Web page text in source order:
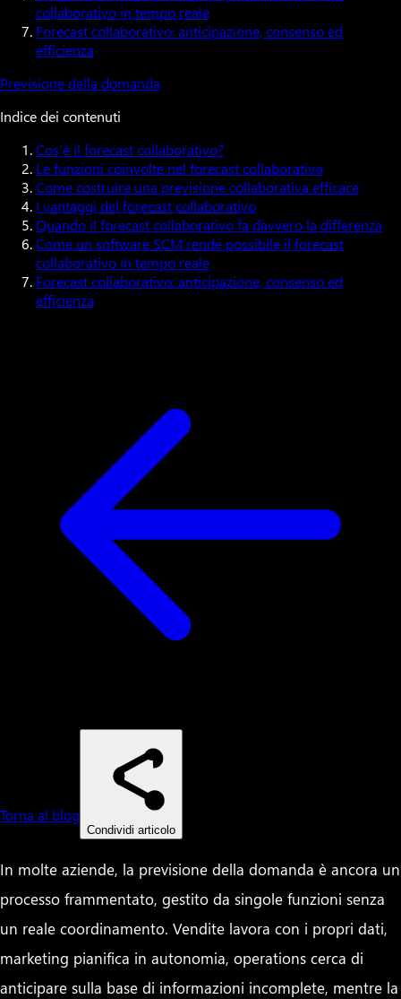
collaborativo in tempo reale
Forecast collaborativo: anticipazione, consenso ed
efficienza
Previsione della domanda
Indice dei contenuti
Cos’è il forecast collaborativo?
Le funzioni coinvolte nel forecast collaborativo
Come costruire una previsione collaborativa efficace
I vantaggi del forecast collaborativo
Quando il forecast collaborativo fa davvero la differenza
Come un software SCM rende possibile il forecast
collaborativo in tempo reale
Forecast collaborativo: anticipazione, consenso ed
efficienza
Torna al blog
Condividi articolo
In molte aziende, la previsione della domanda è ancora un
processo frammentato, gestito da singole funzioni senza
un reale coordinamento. Vendite lavora con i propri dati,
marketing pianifica in autonomia, operations cerca di
anticipare sulla base di informazioni incomplete, mentre la